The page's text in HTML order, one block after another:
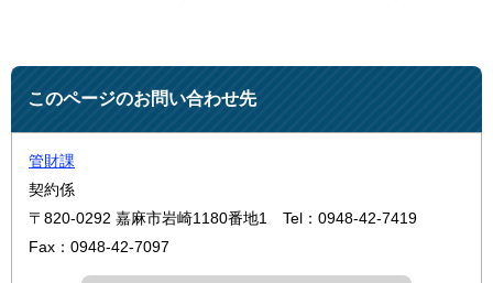
このページのお問い合わせ先
管財課
契約係
〒820-0292 嘉麻市岩崎1180番地1
Tel：0948-42-7419
Fax：0948-42-7097